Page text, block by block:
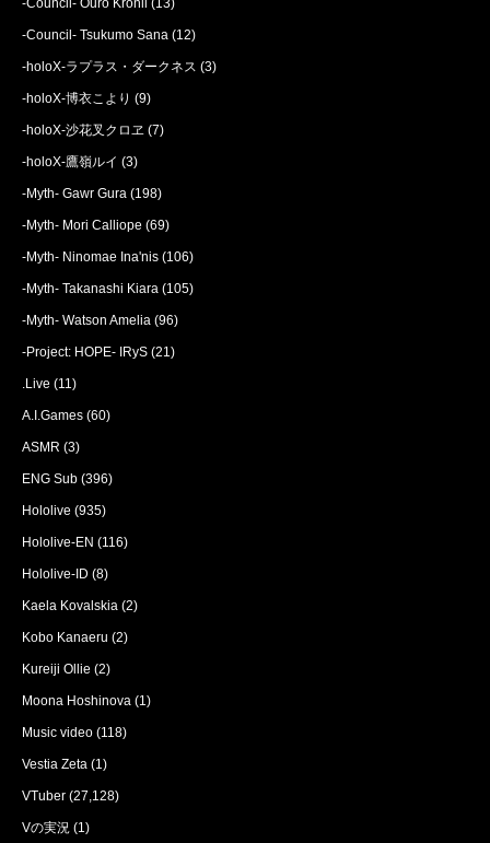
-Council- Ouro Kronii (13)
-Council- Tsukumo Sana (12)
-holoX-ラプラス・ダークネス (3)
-holoX-博衣こより (9)
-holoX-沙花叉クロヱ (7)
-holoX-鷹嶺ルイ (3)
-Myth- Gawr Gura (198)
-Myth- Mori Calliope (69)
-Myth- Ninomae Ina'nis (106)
-Myth- Takanashi Kiara (105)
-Myth- Watson Amelia (96)
-Project: HOPE- IRyS (21)
.Live (11)
A.I.Games (60)
ASMR (3)
ENG Sub (396)
Hololive (935)
Hololive-EN (116)
Hololive-ID (8)
Kaela Kovalskia (2)
Kobo Kanaeru (2)
Kureiji Ollie (2)
Moona Hoshinova (1)
Music video (118)
Vestia Zeta (1)
VTuber (27,128)
Vの実況 (1)